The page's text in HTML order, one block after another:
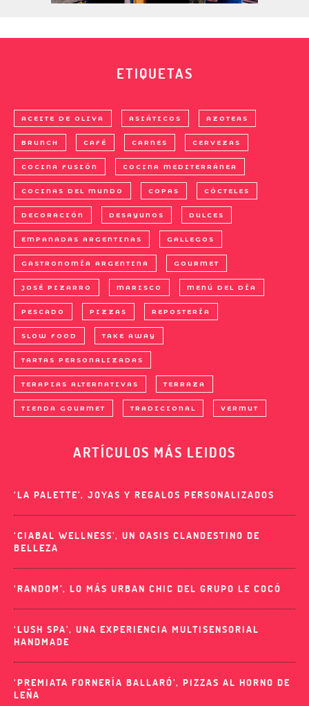
ETIQUETAS
ACEITE DE OLIVA ASIÁTICOS AZOTEAS
BRUNCH CAFÉ CARNES CERVEZAS
COCINA FUSIÓN COCINA MEDITERRÁNEA
COCINAS DEL MUNDO COPAS CÓCTELES
DECORACIÓN DESAYUNOS DULCES
EMPANADAS ARGENTINAS GALLEGOS
GASTRONOMÍA ARGENTINA GOURMET
JOSÉ PIZARRO MARISCO MENÚ DEL DÍA
PESCADO PIZZAS REPOSTERÍA
SLOW FOOD TAKE AWAY
TARTAS PERSONALIZADAS
TERAPIAS ALTERNATIVAS TERRAZA
TIENDA GOURMET TRADICIONAL VERMUT
ARTÍCULOS MÁS LEIDOS
‘LA PALETTE’, JOYAS Y REGALOS PERSONALIZADOS
‘CIABAL WELLNESS’, UN OASIS CLANDESTINO DE
BELLEZA
‘RANDOM’, LO MÁS URBAN CHIC DEL GRUPO LE COCÓ
‘LUSH SPA’, UNA EXPERIENCIA MULTISENSORIAL
HANDMADE
‘PREMIATA FORNERÍA BALLARÓ’, PIZZAS AL HORNO DE
LEÑA